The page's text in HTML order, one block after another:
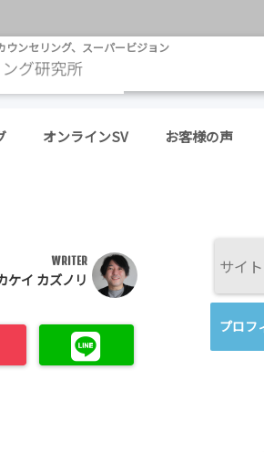
ンセリング、スーパービジョン
オンラインSV お客様の声
WRITER
ケイ カズノリ
プロフ